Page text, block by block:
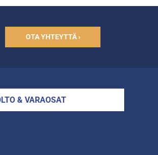
OTA YHTEYTTÄ ›
& VARAOSAT